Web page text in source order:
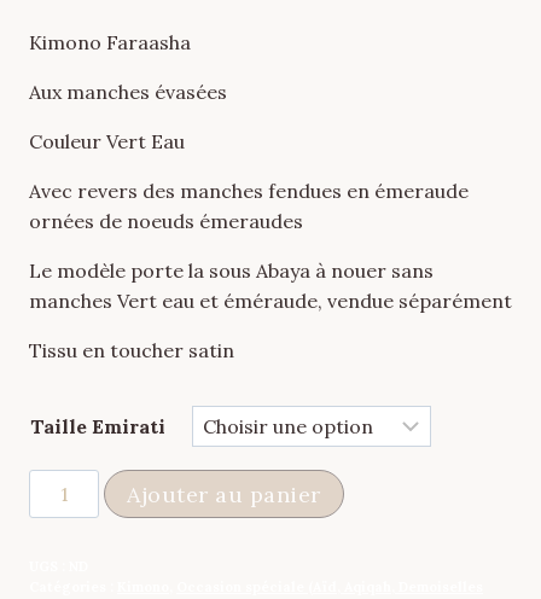
Kimono Faraasha
Aux manches évasées
Couleur Vert Eau
Avec revers des manches fendues en émeraude
ornées de noeuds émeraudes
Le modèle porte la sous Abaya à nouer sans
manches Vert eau et éméraude, vendue séparément
Tissu en toucher satin
Taille Emirati
quantité
de
Ajouter au panier